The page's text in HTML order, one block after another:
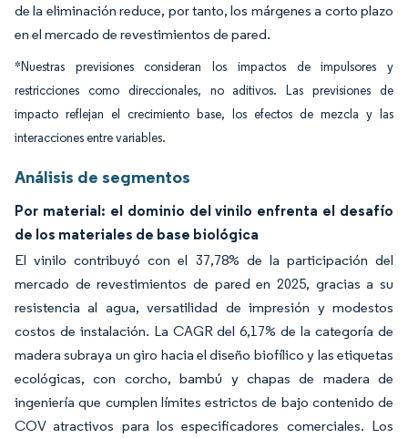
de la eliminación reduce, por tanto, los márgenes a corto plazo
en el mercado de revestimientos de pared.
*Nuestras previsiones consideran los impactos de impulsores y
restricciones como direccionales, no aditivos. Las previsiones de
impacto reflejan el crecimiento base, los efectos de mezcla y las
interacciones entre variables.
Análisis de segmentos
Por material: el dominio del vinilo enfrenta el desafío
de los materiales de base biológica
El vinilo contribuyó con el 37,78% de la participación del
mercado de revestimientos de pared en 2025, gracias a su
resistencia al agua, versatilidad de impresión y modestos
costos de instalación. La CAGR del 6,17% de la categoría de
madera subraya un giro hacia el diseño biofílico y las etiquetas
ecológicas, con corcho, bambú y chapas de madera de
ingeniería que cumplen límites estrictos de bajo contenido de
COV atractivos para los especificadores comerciales. Los